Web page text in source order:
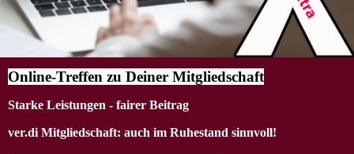
Online-Treffen zu Deiner Mitgliedschaft
Starke Leistungen - fairer Beitrag
ver.di Mitgliedschaft: auch im Ruhestand sinnvoll!